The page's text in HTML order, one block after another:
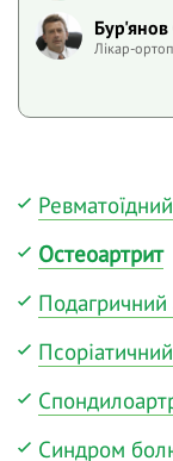
Лікар-
Остеоартрит
Подагричний
Синдром